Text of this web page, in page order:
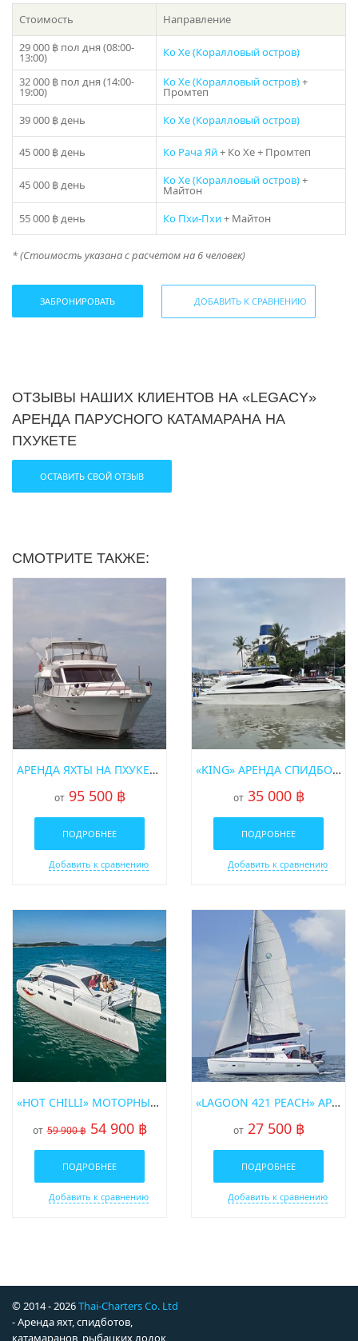
Поделиться:
это уникальный опыт, который оставит вас в
восхищении от красоты островов Таиланда и комфорта,
которым вы будете наслаждаться во время
путешествия. Сделайте ваш отпуск незабываемым с
катамараном «Legacy» на Пхукете!
Если у вас остался вопрос “Какое направление выбрать
с Пхукета?” , то в подборе экскурсии вам поможет наш
разделфотогалерея
, где указаны названия и фото
островов! Либо наш менеджер предложит вам
варианты исходя из ваших пожеланий – просто
закажите звонок или наберите телефон в шапке сайта!
* Цены на пик сезона (15 декабря — 20 января) уточняйте у
менеджера
Стоимость
Направление
29 000 ฿ пол дня (08:00-
13:00) Ко Хе (Коралловый остров)
32 000 ฿ пол дня (14:00-
19:00)
Ко Хе (Коралловый остров)+
Промтеп
39 000 ฿день Ко Хе (Коралловый остров)
45 000 ฿день Ко Рача Яй+ Ко Хе + Промтеп
45 000 ฿день Ко Хе (Коралловый остров)+
Майтон
55 000 ฿день Ко Пхи-Пхи+ Майтон
* (Стоимость указана с расчетом на 6 человек)
ЗАБРОНИРОВАТЬ ДОБАВИТЬ К СРАВНЕНИЮ
ОТЗЫВЫ НАШИХ КЛИЕНТОВ НА «LEGACY»
АРЕНДА ПАРУСНОГО КАТАМАРАНА НА
ПХУКЕТЕ
ОСТАВИТЬ СВОЙ ОТЗЫВ
СМОТРИТЕ ТАКЖЕ:
АРЕНДА ЯХТЫ НА ПХУКЕТЕ «JAWSS»
от 95 500 ฿
ПОДРОБНЕЕ
Добавить к сравнению
«KING» АРЕНДА СПИДБОТА НА ПХУКЕТЕ
от 35 000 ฿
ПОДРОБНЕЕ
Добавить к сравнению
«HOT CHILLI» МОТОРНЫЙ КАТАМАРАН
от 59 900 ฿ 54 900 ฿
ПОДРОБНЕЕ
Добавить к сравнению
«LAGOON 421 PEACH» АРЕНДА ПАРУСНОГО КАТАМАРАНА НА ПХУКЕТЕ
от 27 500 ฿
ПОДРОБНЕЕ
Добавить к сравнению
© 2014 - 2026Thai-Charters Co. Ltd
- Аренда яхт, спидботов,
катамаранов, рыбацких лодок